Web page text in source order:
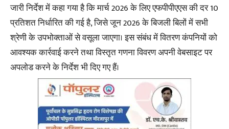
जारी निर्देश में कहा गया है कि मार्च 2026 के लिए एफपीपीएएस की दर 10
प्रतिशत निर्धारित की गई है, जिसे जून 2026 के बिजली बिलों में सभी
श्रेणी के उपभोक्ताओं से वसूला जाएगा। इस संबंध में वितरण कंपनियों को
आवश्यक कार्रवाई करने तथा विस्तृत गणना विवरण अपनी वेबसाइट पर
अपलोड करने के निर्देश भी दिए गए हैं।